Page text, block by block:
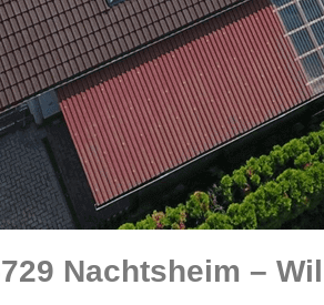
Nachtsheim –